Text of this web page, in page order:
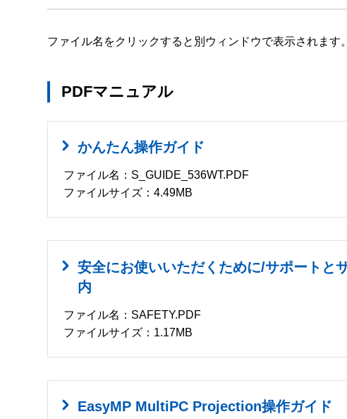
ファイル名をクリックすると別ウィンドウで表示されます。
PDFマニュアル
かんたん操作ガイド
ファイル名：S_GUIDE_536WT.PDF
ファイルサイズ：4.49MB
安全にお使いいただくために/サポートと
内
ファイル名：SAFETY.PDF
ファイルサイズ：1.17MB
EasyMP MultiPC Projection操作ガイド